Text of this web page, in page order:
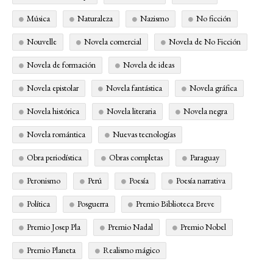
Música Naturaleza Nazismo No ficción
Nouvelle Novela comercial Novela de No Ficción
Novela de formación Novela de ideas
Novela epistolar Novela fantástica Novela gráfica
Novela histórica Novela literaria Novela negra
Novela romántica Nuevas tecnologías
Obra periodística Obras completas Paraguay
Peronismo Perú Poesía Poesía narrativa
Política Posguerra Premio Biblioteca Breve
Premio Josep Pla Premio Nadal Premio Nobel
Premio Planeta Realismo mágico